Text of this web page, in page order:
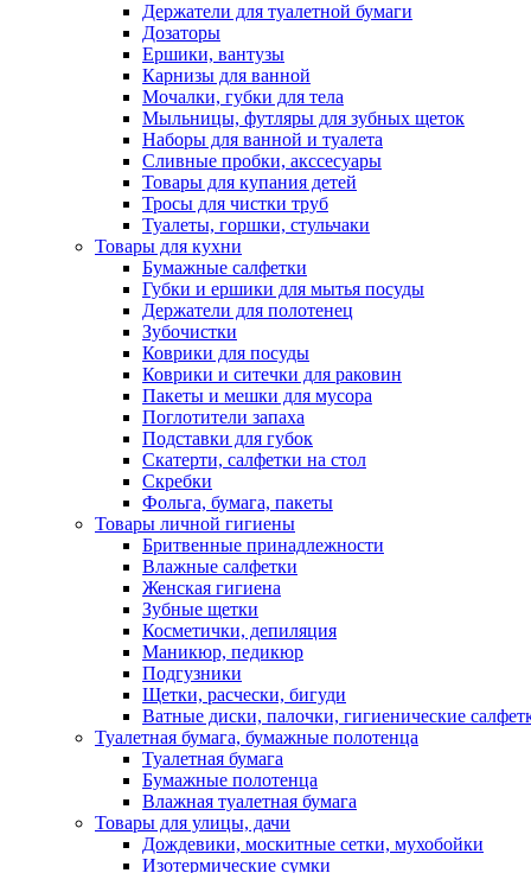
Держатели для туалетной бумаги
Дозаторы
Ершики, вантузы
Карнизы для ванной
Мочалки, губки для тела
Мыльницы, футляры для зубных щеток
Наборы для ванной и туалета
Сливные пробки, акссесуары
Товары для купания детей
Тросы для чистки труб
Туалеты, горшки, стульчаки
Товары для кухни
Бумажные салфетки
Губки и ершики для мытья посуды
Держатели для полотенец
Зубочистки
Коврики для посуды
Коврики и ситечки для раковин
Пакеты и мешки для мусора
Поглотители запаха
Подставки для губок
Скатерти, салфетки на стол
Скребки
Фольга, бумага, пакеты
Товары личной гигиены
Бритвенные принадлежности
Влажные салфетки
Женская гигиена
Зубные щетки
Косметички, депиляция
Маникюр, педикюр
Подгузники
Щетки, расчески, бигуди
Ватные диски, палочки, гигиенические
Туалетная бумага, бумажные полотенца
Туалетная бумага
Бумажные полотенца
Влажная туалетная бумага
Товары для улицы, дачи
Дождевики, москитные сетки, мухобойки
Изотермические сумки